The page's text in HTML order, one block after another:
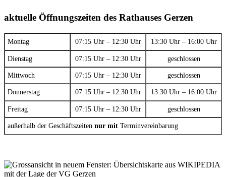
aktuelle Öffnungszeiten des Rathauses Gerzen
Montag 07:15 Uhr – 12:30 Uhr 13:30 Uhr – 16:00 Uhr
Dienstag 07:15 Uhr – 12:30 Uhr geschlossen
Mittwoch 07:15 Uhr – 12:30 Uhr geschlossen
Donnerstag 07:15 Uhr – 12:30 Uhr 13:30 Uhr – 16:00 Uhr
Freitag 07:15 Uhr – 12:30 Uhr geschlossen
außerhalb der Geschäftszeiten nur mit Terminvereinbarung